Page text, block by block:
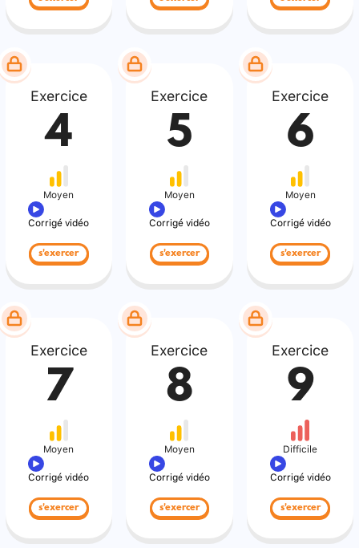
Exercice
4
Moyen
Corrigé vidéo
s'exercer
Exercice
5
Moyen
Corrigé vidéo
s'exercer
Exercice
6
Moyen
Corrigé vidéo
s'exercer
Exercice
7
Moyen
Corrigé vidéo
s'exercer
Exercice
8
Moyen
Corrigé vidéo
s'exercer
Exercice
9
Difficile
Corrigé vidéo
s'exercer